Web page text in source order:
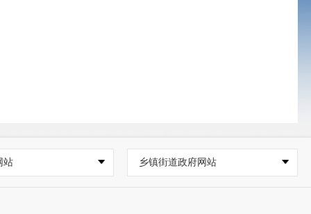
站 乡镇街道政府网站